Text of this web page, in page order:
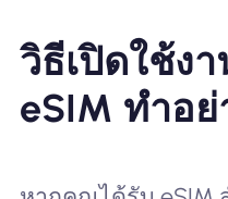
วิธีเปิดใช้ง
eSIM ทำอย่